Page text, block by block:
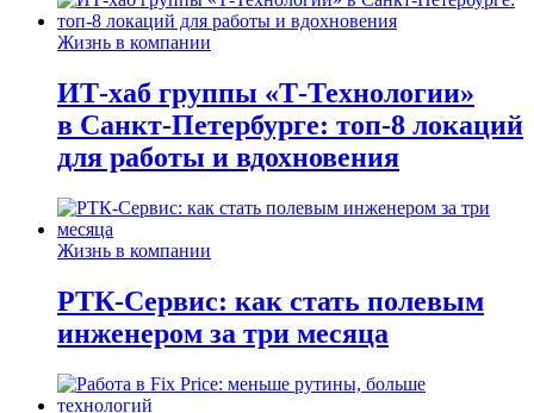
Жизнь в компании
ИТ-хаб группы «Т-Технологии»
в Санкт-Петербурге: топ-8 локаций
для работы и вдохновения
Жизнь в компании
РТК-Сервис: как стать полевым
инженером за три месяца